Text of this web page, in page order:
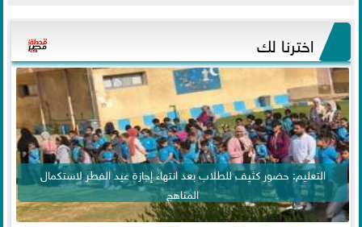
اخترنا لك
التعليم: حضور كثيف للطلاب بعد انتهاء إجازة عيد الفطر لاستكمال
المناهج